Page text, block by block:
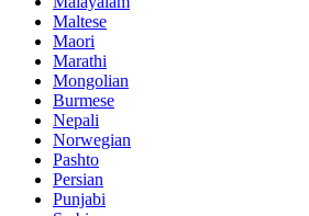
Maltese
Maori
Marathi
Mongolian
Burmese
Nepali
Norwegian
Pashto
Persian
Punjabi